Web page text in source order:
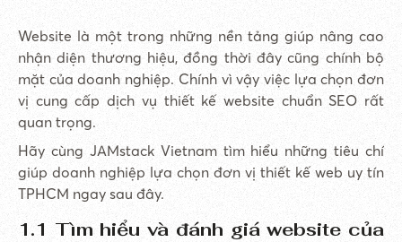
Website là một trong những nền tảng giúp nâng cao
nhận diện thương hiệu, đồng thời đây cũng chính bộ
mặt của doanh nghiệp. Chính vì vậy việc lựa chọn đơn
vị cung cấp dịch vụ thiết kế website chuẩn SEO rất
quan trọng.
Hãy cùng JAMstack Vietnam tìm hiểu những tiêu chí
giúp doanh nghiệp lựa chọn đơn vị thiết kế web uy tín
TPHCM ngay sau đây.
1.1 Tìm hiểu và đánh giá website của